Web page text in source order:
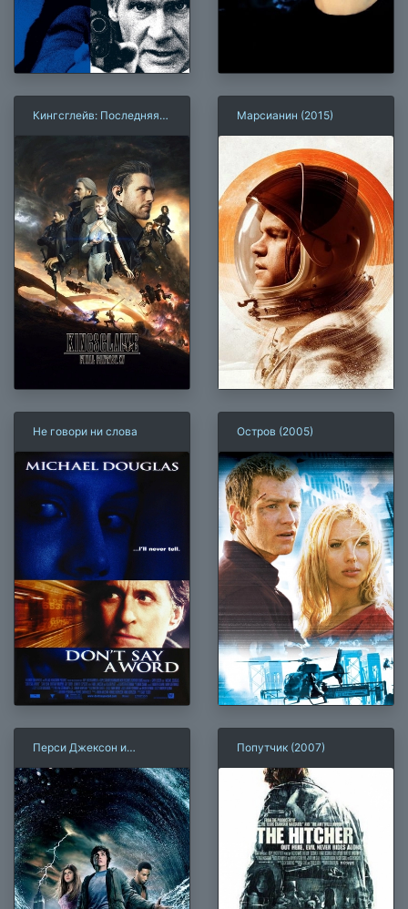
Кингсглейв: Последняя
Марсианин (2015)
Не говори ни слова Остров (2005)
Перси Джексон и
Попутчик (2007)